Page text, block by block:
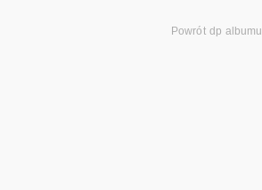
Powrót dp albumu